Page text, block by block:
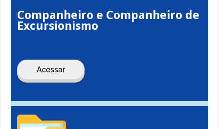
Companheiro e Companheiro de
Excursionismo
Acessar